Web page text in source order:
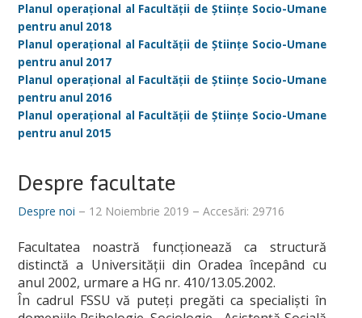
Structura anului universitar
Examen de finalizare studii
ERASMUS
Burse
Despre cazare
OTL
Manifestari studentesti
Asociații studențești
Alumni
Planul operațional al Facultății de Științe Socio-Umane
pentru anul 2018
Planul operaţional al Facultăţii de Ştiinţe Socio-Umane
pentru anul 2017
Planul operaţional al Facultăţii de Ştiinţe Socio-Umane
pentru anul 2016
Planul operaţional al Facultăţii de Ştiinţe Socio-Umane
pentru anul 2015
Despre facultate
Despre noi 12 Noiembrie 2019 Accesări: 29716
Facultatea noastră funcţionează ca structură
distinctă a Universităţii din Oradea începând cu
anul 2002, urmare a HG nr. 410/13.05.2002.
În cadrul FSSU vă puteţi pregăti ca specialişti în